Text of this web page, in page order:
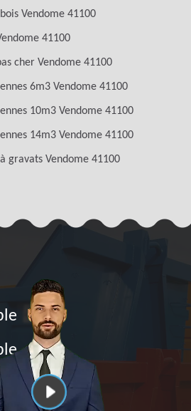
Vendome 41100
41100
cher Vendome 41100
6m3 Vendome 41100
10m3 Vendome 41100
14m3 Vendome 41100
gravats Vendome 41100